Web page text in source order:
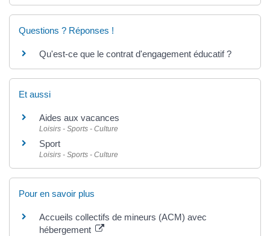
Questions ? Réponses !
Qu'est-ce que le contrat d'engagement éducatif ?
Et aussi
Aides aux vacances
Loisirs - Sports - Culture
Sport
Loisirs - Sports - Culture
Pour en savoir plus
Accueils collectifs de mineurs (ACM) avec
hébergement